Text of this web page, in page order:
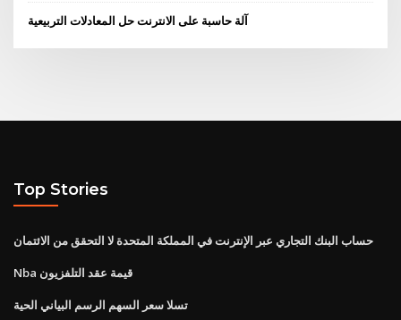
آلة حاسبة على الانترنت حل المعادلات التربيعية
Top Stories
حساب البنك التجاري عبر الإنترنت في المملكة المتحدة لا التحقق من الائتمان
Nba قيمة عقد التلفزيون
تسلا سعر السهم الرسم البياني الحية